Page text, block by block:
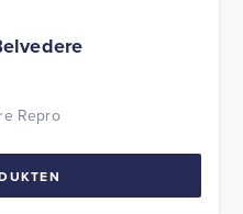
Repro